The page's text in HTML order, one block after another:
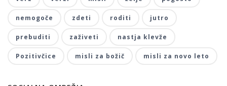
nemogoče zdeti roditi jutro
prebuditi zaživeti nastja klevže
Pozitivčice misli za božič misli za novo leto